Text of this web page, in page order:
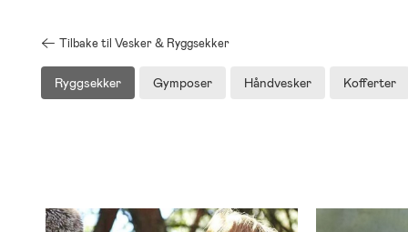
Tilbake til Vesker & Ryggsekker
Ryggsekker Gymposer Håndvesker Kofferter